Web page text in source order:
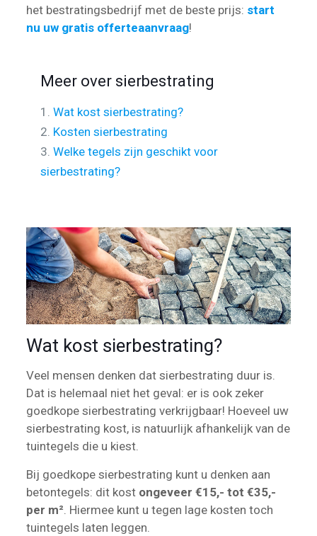
het bestratingsbedrijf met de beste prijs: start
nu uw gratis offerteaanvraag!
Meer over sierbestrating
1. Wat kost sierbestrating?
2. Kosten sierbestrating
3. Welke tegels zijn geschikt voor
sierbestrating?
Wat kost sierbestrating?
Veel mensen denken dat sierbestrating duur is.
Dat is helemaal niet het geval: er is ook zeker
goedkope sierbestrating verkrijgbaar! Hoeveel uw
sierbestrating kost, is natuurlijk afhankelijk van de
tuintegels die u kiest.
Bij goedkope sierbestrating kunt u denken aan
betontegels: dit kost ongeveer €15,- tot €35,-
per m². Hiermee kunt u tegen lage kosten toch
tuintegels laten leggen.